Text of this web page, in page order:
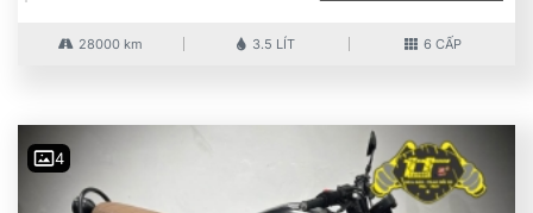
28000 km 3.5 LÍT 6 CẤP
4